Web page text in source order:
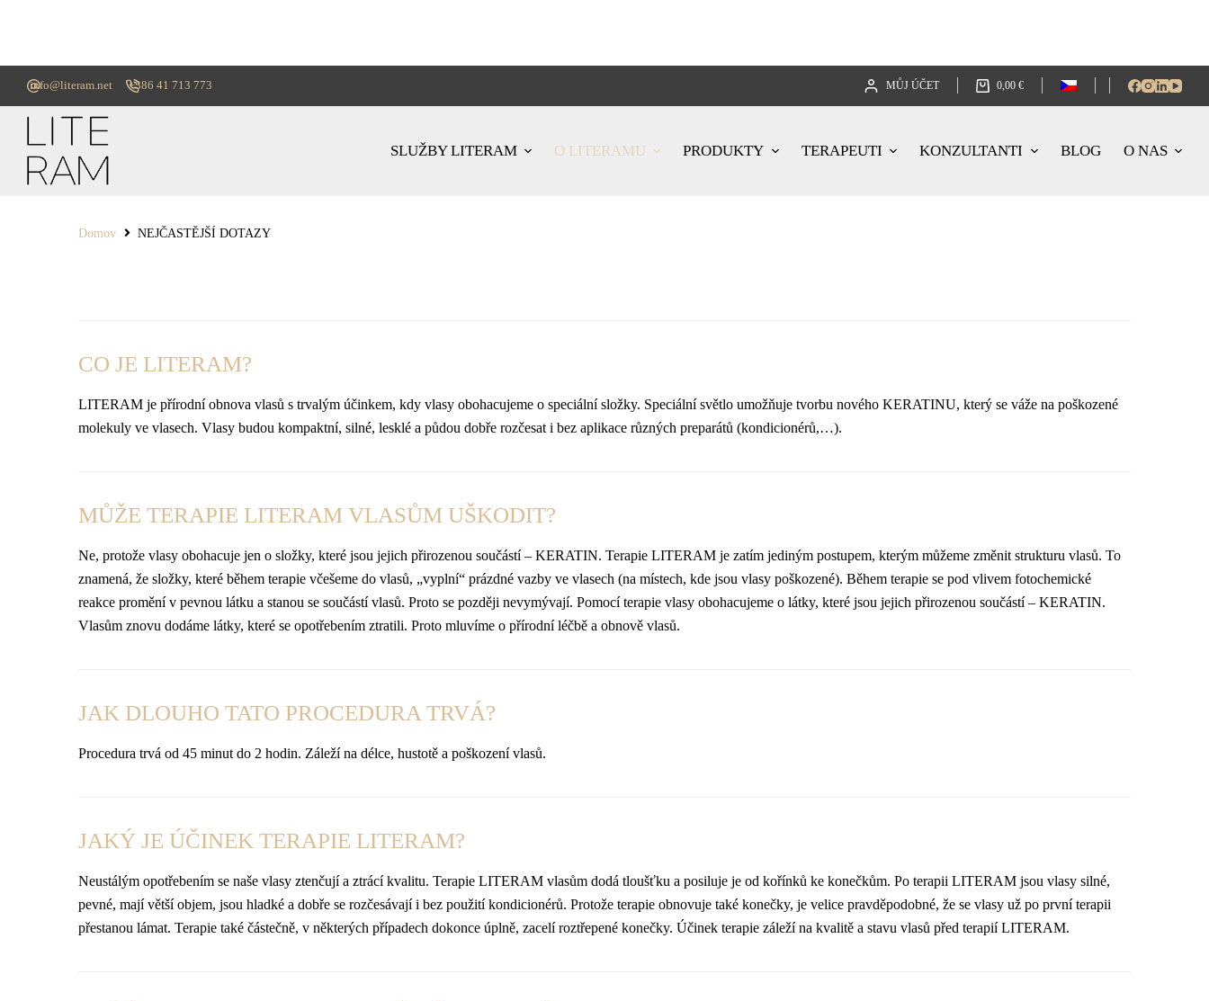
info@literam.net +386 41 713 773 MŮJ ÚČET 0,00 €
SLUŽBY LITERAM O LITERAMU PRODUKTY TERAPEUTI KONZULTANTI BLOG O NAS
Domov NEJČASTĚJŠÍ DOTAZY
CO JE LITERAM?
LITERAM je přírodní obnova vlasů s trvalým účinkem, kdy vlasy obohacujeme o speciální složky. Speciální světlo umožňuje tvorbu nového KERATINU, který se váže na poškozené
molekuly ve vlasech. Vlasy budou kompaktní, silné, lesklé a půdou dobře rozčesat i bez aplikace různých preparátů (kondicionérů,…).
MŮŽE TERAPIE LITERAM VLASŮM UŠKODIT?
Ne, protože vlasy obohacuje jen o složky, které jsou jejich přirozenou součástí – KERATIN. Terapie LITERAM je zatím jediným postupem, kterým můžeme změnit strukturu vlasů. To
znamená, že složky, které během terapie včešeme do vlasů, „vyplní“ prázdné vazby ve vlasech (na místech, kde jsou vlasy poškozené). Během terapie se pod vlivem fotochemické
reakce promění v pevnou látku a stanou se součástí vlasů. Proto se později nevymývají. Pomocí terapie vlasy obohacujeme o látky, které jsou jejich přirozenou součástí – KERATIN.
Vlasům znovu dodáme látky, které se opotřebením ztratili. Proto mluvíme o přírodní léčbě a obnově vlasů.
JAK DLOUHO TATO PROCEDURA TRVÁ?
Procedura trvá od 45 minut do 2 hodin. Záleží na délce, hustotě a poškození vlasů.
JAKÝ JE ÚČINEK TERAPIE LITERAM?
Neustálým opotřebením se naše vlasy ztenčují a ztrácí kvalitu. Terapie LITERAM vlasům dodá tloušťku a posiluje je od kořínků ke konečkům. Po terapii LITERAM jsou vlasy silné,
pevné, mají větší objem, jsou hladké a dobře se rozčesávají i bez použití kondicionérů. Protože terapie obnovuje také konečky, je velice pravděpodobné, že se vlasy už po první terapii
přestanou lámat. Terapie také částečně, v některých případech dokonce úplně, zacelí roztřepené konečky. Účinek terapie záleží na kvalitě a stavu vlasů před terapií LITERAM.